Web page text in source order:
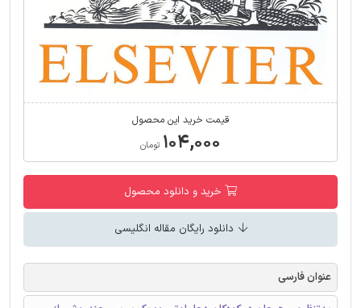
قیمت خرید این محصول
۱۰۴,۰۰۰ تومان
خرید و دانلود محصول
دانلود رایگان مقاله انگلیسی
عنوان فارسی